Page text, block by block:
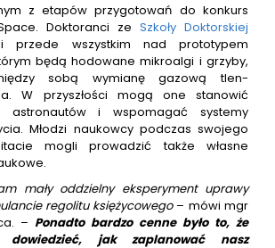
z etapów przygotowań do konkurs
Doktoranci ze Szkoły Doktorskiej
przede wszystkim nad prototypem
będą hodowane mikroalgi i grzyby,
sobą wymianę gazową tlen-
W przyszłości mogą one stanowić
astronautów i wspomagać systemy
Młodzi naukowcy podczas swojego
mogli prowadzić także własne
mały oddzielny eksperyment uprawy
regolitu księżycowego– mówi mgr
– Ponadto bardzo cenne było to, że
jak zaplanować nasz